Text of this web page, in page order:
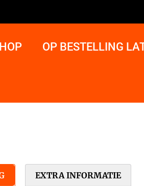
OP BESTELLING
EXTRA INFORMATIE